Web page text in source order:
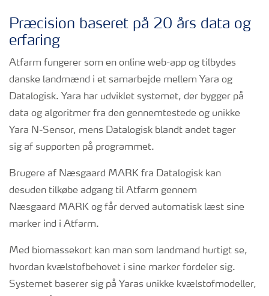
Præcision baseret på 20 års data og
erfaring
Atfarm fungerer som en online web-app og tilbydes
danske landmænd i et samarbejde mellem Yara og
Datalogisk. Yara har udviklet systemet, der bygger på
data og algoritmer fra den gennemtestede og unikke
Yara N-Sensor, mens Datalogisk blandt andet tager
sig af supporten på programmet.
Brugere af Næsgaard MARK fra Datalogisk kan
desuden tilkøbe adgang til Atfarm gennem
Næsgaard MARK og får derved automatisk læst sine
marker ind i Atfarm.
Med biomassekort kan man som landmand hurtigt se,
hvordan kvælstofbehovet i sine marker fordeler sig.
Systemet baserer sig på Yaras unikke kvælstofmodeller,